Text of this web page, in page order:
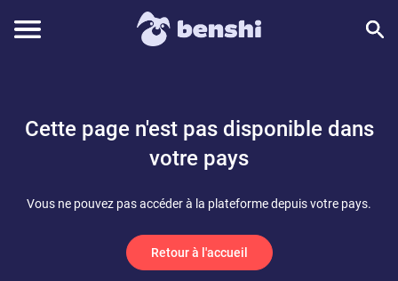
Cette page n'est pas disponible dans
votre pays
Vous ne pouvez pas accéder à la plateforme depuis votre pays.
Retour à l'accueil